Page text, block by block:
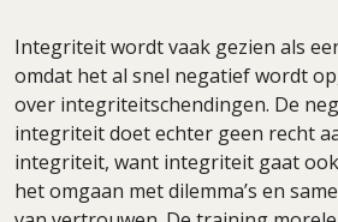
Integriteit wordt vaak gezien als
omdat het al snel negatief wordt
over integriteitschendingen. De
integriteit doet echter geen recht
integriteit, want integriteit gaat
het omgaan met dilemma’s en